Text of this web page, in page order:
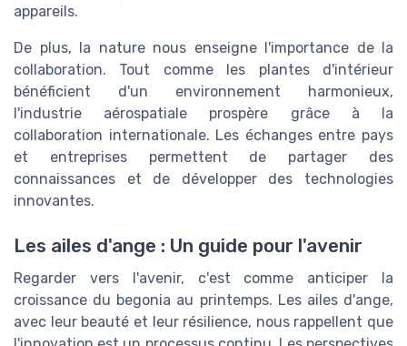
appareils.
De plus, la nature nous enseigne l'importance de la
collaboration. Tout comme les plantes d'intérieur
bénéficient d'un environnement harmonieux,
l'industrie aérospatiale prospère grâce à la
collaboration internationale. Les échanges entre pays
et entreprises permettent de partager des
connaissances et de développer des technologies
innovantes.
Les ailes d'ange : Un guide pour l'avenir
Regarder vers l'avenir, c'est comme anticiper la
croissance du begonia au printemps. Les ailes d'ange,
avec leur beauté et leur résilience, nous rappellent que